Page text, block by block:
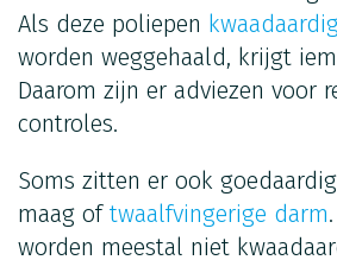
Als deze poliepen
worden weggehaald, krijgt
Daarom zijn er adviezen voor
controles.
Soms zitten er ook
maag of twaalfvingerige darm
worden meestal niet